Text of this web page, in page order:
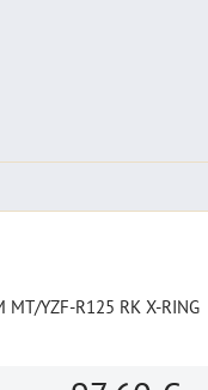
MT/YZF-R125 RK X-RING